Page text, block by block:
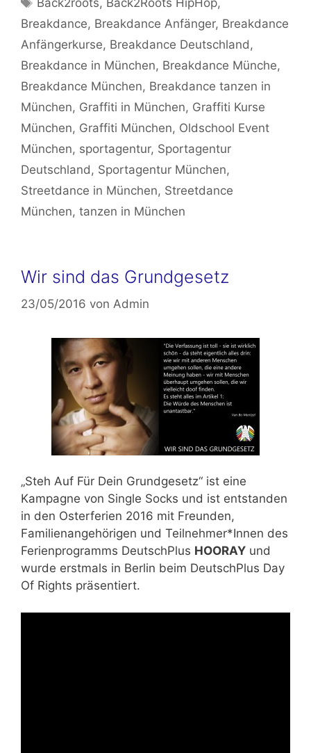
Back2roots, Back2Roots HipHop,
Breakdance, Breakdance Anfänger, Breakdance
Anfängerkurse, Breakdance Deutschland,
Breakdance in München, Breakdance Münche,
Breakdance München, Breakdance tanzen in
München, Graffiti in München, Graffiti Kurse
München, Graffiti München, Oldschool Event
München, sportagentur, Sportagentur
Deutschland, Sportagentur München,
Streetdance in München, Streetdance
München, tanzen in München
Wir sind das Grundgesetz
23/05/2016 von Admin
„Steh Auf Für Dein Grundgesetz“ ist eine
Kampagne von Single Socks und ist entstanden
in den Osterferien 2016 mit Freunden,
Familienangehörigen und Teilnehmer*Innen des
Ferienprogramms DeutschPlus HOORAY und
wurde erstmals in Berlin beim DeutschPlus Day
Of Rights präsentiert.